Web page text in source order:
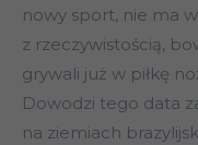
nowy sport, nie ma
z rzeczywistością,
grywali już w piłkę
Dowodzi tego data
na ziemiach